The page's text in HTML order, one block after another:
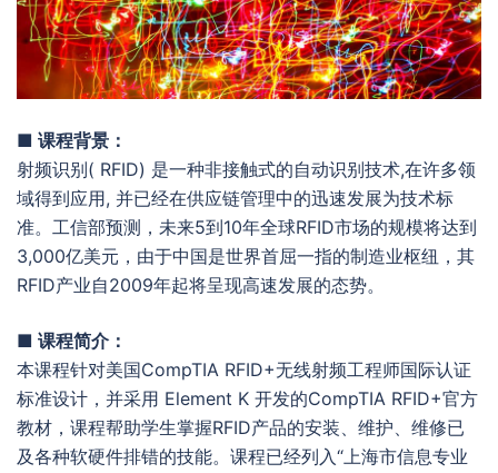
■ 课程背景：
射频识别( RFID) 是一种非接触式的自动识别技术,在许多领
域得到应用, 并已经在供应链管理中的迅速发展为技术标
准。工信部预测，未来5到10年全球RFID市场的规模将达到
3,000亿美元，由于中国是世界首屈一指的制造业枢纽，其
RFID产业自2009年起将呈现高速发展的态势。
■ 课程简介：
本课程针对美国CompTIA RFID+无线射频工程师国际认证
标准设计，并采用 Element K 开发的CompTIA RFID+官方
教材，课程帮助学生掌握RFID产品的安装、维护、维修已
及各种软硬件排错的技能。课程已经列入“上海市信息专业